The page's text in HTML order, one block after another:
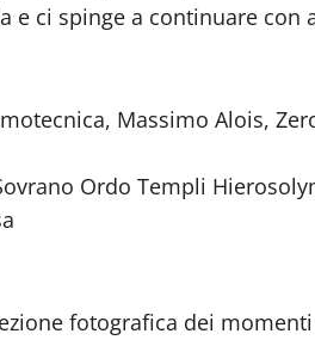
e ci spinge a continuare con
Massimo Alois,
Ordo Templi
fotografica dei